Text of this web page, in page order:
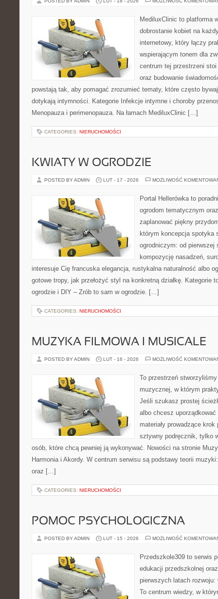
MediluxClinic to platforma
dobrostanie kobiet na
internetowy, który łączy
wspierającym tonem dla
centrum tej przestrzeni
oraz budowanie
powstają tak, aby pomagać zrozumieć tematy, które często
dotykają intymności. Kategorie Infekcje intymne i choroby
Menopauza i perimenopauza. Na łamach MediluxClinic […]
CATEGORIES: NIERUCHOMOŚCI
KWIATY W OGRODZIE
POSTED BY ADMIN LUT - 17 - 2026 MOŻLIWOŚĆ
Portal Hellerówka to
ogrodom tematycznym
zaplanować piękny
którym koncepcja spotyka
ogrodniczym: od pierwszej
kompozycję nasadzeń,
interesuje Cię francuska elegancja, rustykalna naturalność albo
gotowe tropy, jak przełożyć styl na konkretną działkę. Kategorie
ogrodzie i DIY – Zrób to sam w ogrodzie. […]
CATEGORIES: NIERUCHOMOŚCI
MUZYKA FILMOWA I MUSICALE
POSTED BY ADMIN LUT - 16 - 2026 MOŻLIWOŚĆ
To przestrzeń
muzycznej, w którym
Jeśli szukasz prostej
albo chcesz
materiały prowadzące
sztywny podręcznik, tylko
osób, które chcą pewniej ją wykonywać. Nowości na stronie
Harmonia i Akordy. W centrum serwisu są podstawy teorii
oraz […]
CATEGORIES: NIERUCHOMOŚCI
POMOC PSYCHOLOGICZNA
POSTED BY ADMIN LUT - 15 - 2026 MOŻLIWOŚĆ
Przedszkole309 to serwis
edukacji przedszkolnej
pierwszych latach
To centrum wiedzy, w